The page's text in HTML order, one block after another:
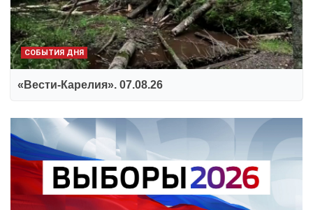
СОБЫТИЯ ДНЯ
«Вести-Карелия». 07.08.26